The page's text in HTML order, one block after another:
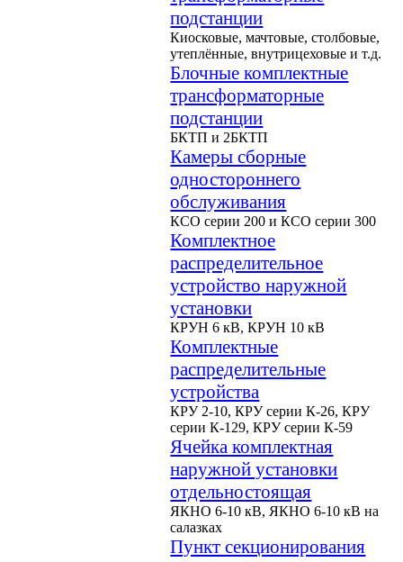
подстанции
Киосковые, мачтовые, столбовые,
утеплённые, внутрицеховые и т.д.
Блочные комплектные
трансформаторные
подстанции
БКТП и 2БКТП
Камеры сборные
одностороннего
обслуживания
КСО серии 200 и КСО серии 300
Комплектное
распределительное
устройство наружной
установки
КРУН 6 кВ, КРУН 10 кВ
Комплектные
распределительные
устройства
КРУ 2-10, КРУ серии К-26, КРУ
серии К-129, КРУ серии К-59
Ячейка комплектная
наружной установки
отдельностоящая
ЯКНО 6-10 кВ, ЯКНО 6-10 кВ на
салазках
Пункт секционирования